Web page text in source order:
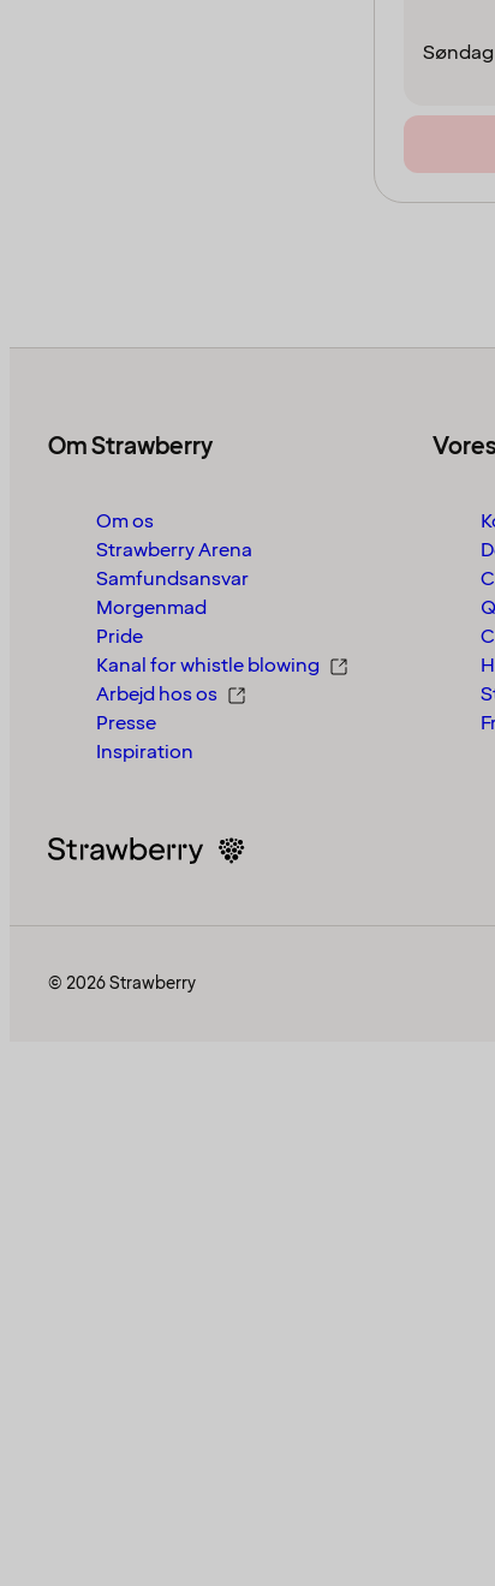
Om Strawberry
Om os
Strawberry Arena
Samfundsansvar
Morgenmad
Pride
Kanal for whistle blowing
Arbejd hos os
Presse
Inspiration
© 2026 Strawberry